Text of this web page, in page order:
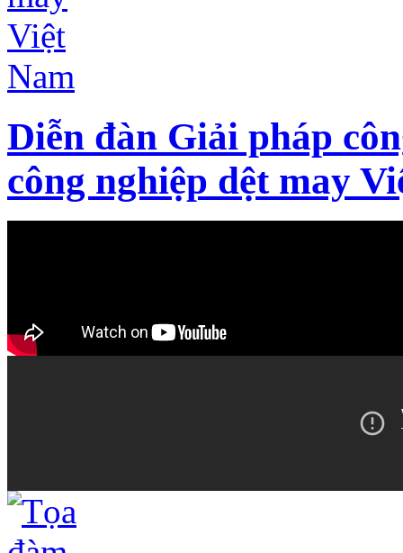
Diễn đàn Giải pháp
công nghiệp dệt may